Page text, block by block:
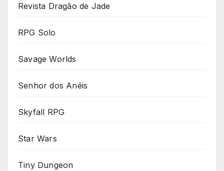
Revista Dragão de Jade
RPG Solo
Savage Worlds
Senhor dos Anéis
Skyfall RPG
Star Wars
Tiny Dungeon